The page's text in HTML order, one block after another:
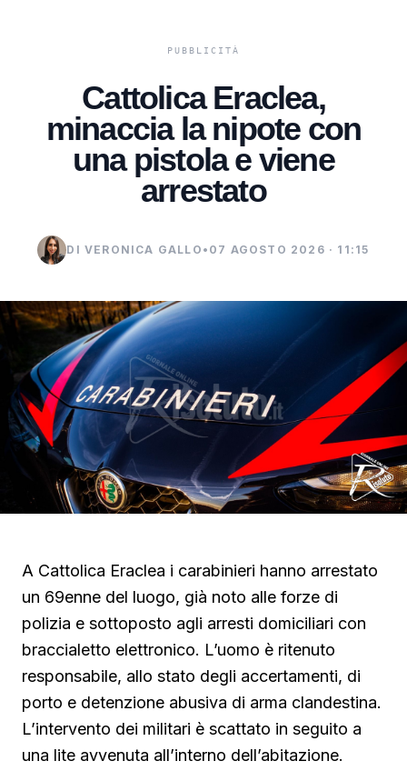
Cattolica Eraclea,
minaccia la nipote con
una pistola e viene
arrestato
DI VERONICA GALLO • 07 AGOSTO 2026 · 11:15
A Cattolica Eraclea i carabinieri hanno arrestato
un 69enne del luogo, già noto alle forze di
polizia e sottoposto agli arresti domiciliari con
braccialetto elettronico. L’uomo è ritenuto
responsabile, allo stato degli accertamenti, di
porto e detenzione abusiva di arma clandestina.
L’intervento dei militari è scattato in seguito a
una lite avvenuta all’interno dell’abitazione.